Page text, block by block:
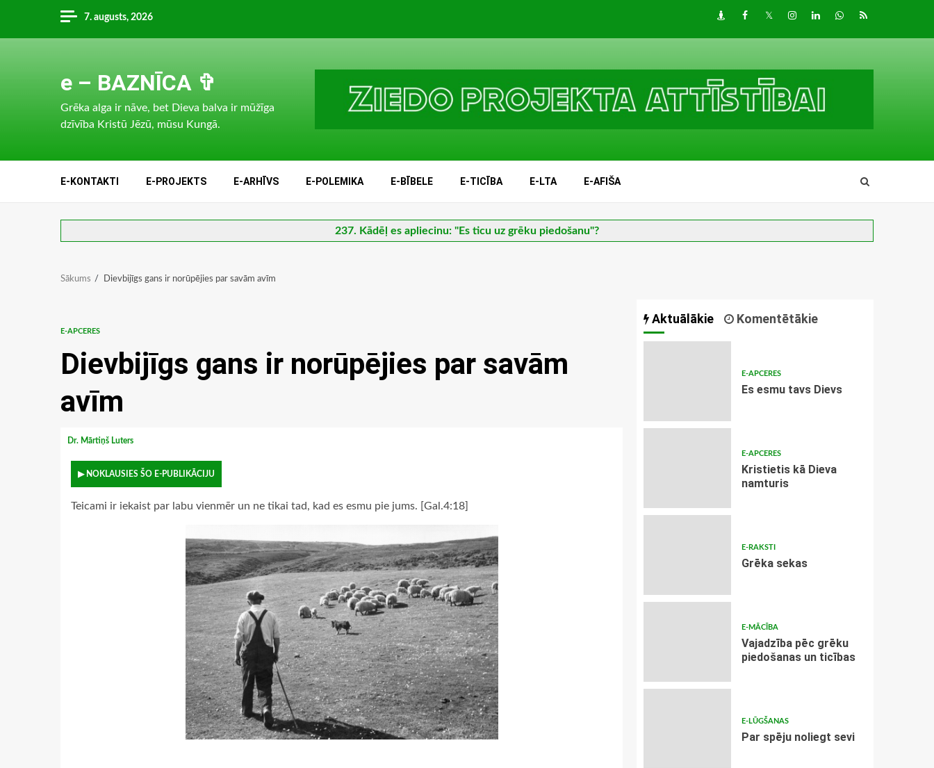
content
7. augusts, 2026 DraugiemFacebook
TwitterInstagram
LinkedInwhatsapp
RSS
e – BAZNĪCA ✞
Grēka alga ir nāve, bet Dieva balva ir mūžīga
dzīvība Kristū Jēzū, mūsu Kungā.
E-KONTAKTI E-PROJEKTS E-ARHĪVS E-POLEMIKA E-BĪBELE E-TICĪBA E-LTA E-AFIŠA
237. Kādēļ es apliecinu: "Es ticu uz grēku piedošanu"?
Sākums Dievbijīgs gans ir norūpējies par savām avīm
E-APCERES
Dievbijīgs gans ir norūpējies par savām
avīm
Dr. Mārtiņš Luters
▶ NOKLAUSIES ŠO E-PUBLIKĀCIJU
Teicami ir iekaist par labu vienmēr un ne tikai tad, kad es esmu pie jums. [Gal.4:18]
Aktuālākie Komentētākie
E-APCERES
Es esmu tavs Dievs
E-APCERES
Kristietis kā Dieva
namturis
E-RAKSTI
Grēka sekas
E-MĀCĪBA
Vajadzība pēc grēku
piedošanas un ticības
E-LŪGŠANAS
Par spēju noliegt sevi